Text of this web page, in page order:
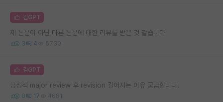
김GPT
제 논문이 아닌 다른 논문에 대한 리뷰를 받은 것 같습니다
3 4 5730
김GPT
긍정적 major review 후 revision 길어지는 이유 궁금합니다.
0 17 4681